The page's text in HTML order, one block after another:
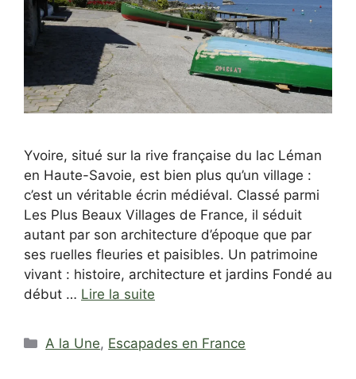
Yvoire, situé sur la rive française du lac Léman
en Haute-Savoie, est bien plus qu’un village :
c’est un véritable écrin médiéval. Classé parmi
Les Plus Beaux Villages de France, il séduit
autant par son architecture d’époque que par
ses ruelles fleuries et paisibles. Un patrimoine
vivant : histoire, architecture et jardins Fondé au
début … Lire la suite
Catégories
A la Une, Escapades en France